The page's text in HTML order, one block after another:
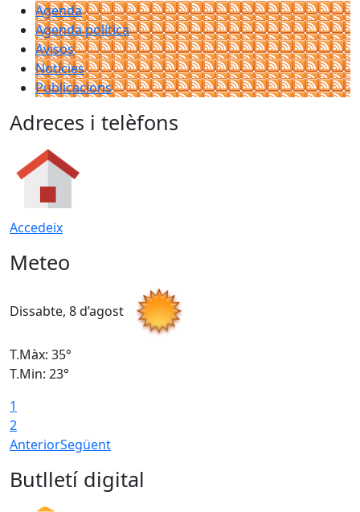
Agenda
Agenda política
Avisos
Notícies
Publicacions
Adreces i telèfons
Accedeix
Meteo
Dissabte, 8 d’agost
T.Màx: 35°
T.Min: 23°
1
2
AnteriorSegüent
Butlletí digital